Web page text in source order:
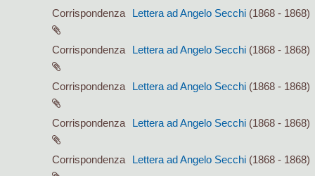
Corrispondenza
Lettera ad Angelo Secchi (1868 - 1868)
Corrispondenza Lettera ad Angelo Secchi (1868 - 1868)
Corrispondenza Lettera ad Angelo Secchi (1868 - 1868)
Corrispondenza Lettera ad Angelo Secchi (1868 - 1868)
Corrispondenza Lettera ad Angelo Secchi (1868 - 1868)